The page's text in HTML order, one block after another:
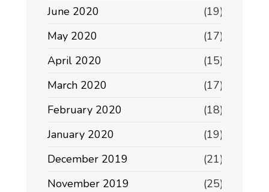
June 2020
(19)
May 2020
(17)
April 2020
(15)
March 2020
(17)
February 2020
(18)
January 2020
(19)
December 2019
(21)
November 2019
(25)